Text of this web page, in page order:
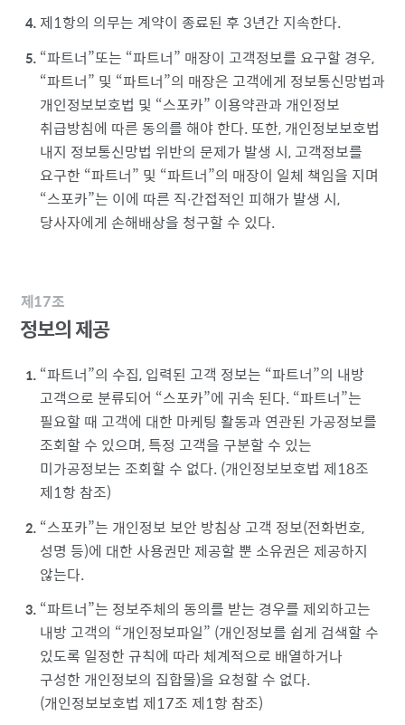
제1항의 의무는 계약이 종료된 후 3년간 지속한다.
파트너 또는 파트너 매장이 고객정보를 요구할 경우,
파트너 및 파트너 의 매장은 고객에게 정보통신망법과
개인정보보호법 및 스포카 이용약관과 개인정보
취급방침에 따른 동의를 해야 한다. 또한, 개인정보보호법
내지 정보통신망법 위반의 문제가 발생 시, 고객정보를
요구한 파트너 및 파트너 의 매장이 일체 책임을 지며
스포카 는 이에 따른 직∙간접적인 피해가 발생 시,
당사자에게 손해배상을 청구할 수 있다.
제17조
정보의 제공
파트너 의 수집, 입력된 고객 정보는 파트너 의 내방
고객으로 분류되어 스포카 에 귀속 된다. 파트너 는
필요할 때 고객에 대한 마케팅 활동과 연관된 가공정보를
조회할 수 있으며, 특정 고객을 구분할 수 있는
미가공정보는 조회할 수 없다. (개인정보보호법 제18조
제1항 참조)
스포카 는 개인정보 보안 방침상 고객 정보(전화번호,
성명 등)에 대한 사용권만 제공할 뿐 소유권은 제공하지
않는다.
파트너 는 정보주체의 동의를 받는 경우를 제외하고는
내방 고객의 개인정보파일 (개인정보를 쉽게 검색할 수
있도록 일정한 규칙에 따라 체계적으로 배열하거나
구성한 개인정보의 집합물)을 요청할 수 없다.
(개인정보보호법 제17조 제1항 참조)